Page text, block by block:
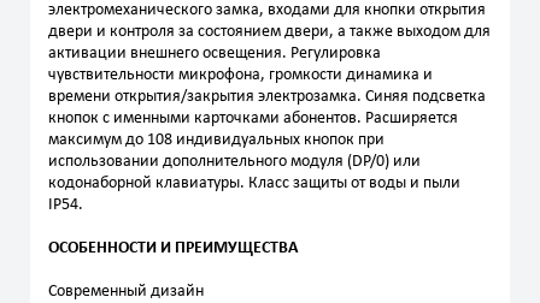
электромеханического замка, входами для кнопки открытия
двери и контроля за состоянием двери, а также выходом для
активации внешнего освещения. Регулировка
чувствительности микрофона, громкости динамика и
времени открытия/закрытия электрозамка. Синяя подсветка
кнопок с именными карточками абонентов. Расширяется
максимум до 108 индивидуальных кнопок при
использовании дополнительного модуля (DP/0) или
кодонаборной клавиатуры. Класс защиты от воды и пыли
IP54.
ОСОБЕННОСТИ И ПРЕИМУЩЕСТВА
Современный дизайн